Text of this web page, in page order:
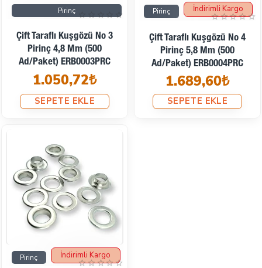
Pirinç
Çift Taraflı Kuşgözü No 3
Pirinç 4,8 Mm (500
Ad/Paket) ERB0003PRC
1.050,72₺
SEPETE EKLE
Pirinç İndirimli Kargo
Çift Taraflı Kuşgözü No 4
Pirinç 5,8 Mm (500
Ad/Paket) ERB0004PRC
1.689,60₺
SEPETE EKLE
Pirinç İndirimli Kargo